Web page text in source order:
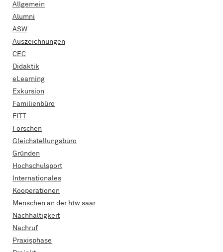
Allgemein
Alumni
ASW
Auszeichnungen
CEC
Didaktik
eLearning
Exkursion
Familienbüro
FITT
Forschen
Gleichstellungsbüro
Gründen
Hochschulsport
Internationales
Kooperationen
Menschen an der htw saar
Nachhaltigkeit
Nachruf
Praxisphase